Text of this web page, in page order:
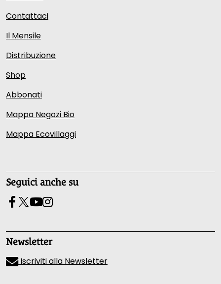
Contattaci
Il Mensile
Distribuzione
Shop
Abbonati
Mappa Negozi Bio
Mappa Ecovillaggi
Seguici anche su
Newsletter
Iscriviti alla Newsletter